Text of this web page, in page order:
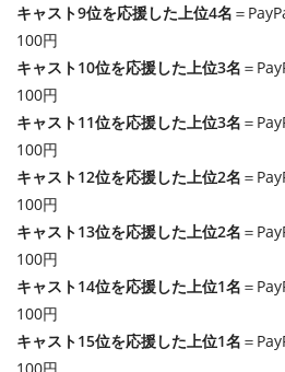
キャスト9位を応援した上位4名 ＝
100円
キャスト10位を応援した上位3名 ＝
100円
キャスト11位を応援した上位3名 ＝
100円
キャスト12位を応援した上位2名 ＝
100円
キャスト13位を応援した上位2名 ＝
100円
キャスト14位を応援した上位1名 ＝
100円
キャスト15位を応援した上位1名 ＝